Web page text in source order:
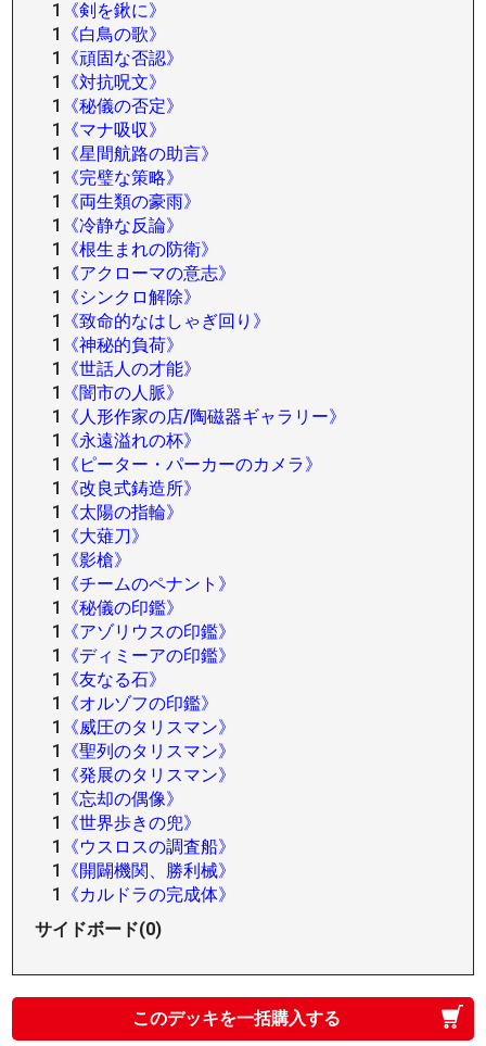
1
《剣を鍬に》
1
《白鳥の歌》
1
《頑固な否認》
1
《対抗呪文》
1
《秘儀の否定》
1
《マナ吸収》
1
《星間航路の助言》
1
《完璧な策略》
1
《両生類の豪雨》
1
《冷静な反論》
1
《根生まれの防衛》
1
《アクローマの意志》
1
《シンクロ解除》
1
《致命的なはしゃぎ回り》
1
《神秘的負荷》
1
《世話人の才能》
1
《闇市の人脈》
1
《人形作家の店/陶磁器ギャラリー》
1
《永遠溢れの杯》
1
《ピーター・パーカーのカメラ》
1
《改良式鋳造所》
1
《太陽の指輪》
1
《大薙刀》
1
《影槍》
1
《チームのペナント》
1
《秘儀の印鑑》
1
《アゾリウスの印鑑》
1
《ディミーアの印鑑》
1
《友なる石》
1
《オルゾフの印鑑》
1
《威圧のタリスマン》
1
《聖列のタリスマン》
1
《発展のタリスマン》
1
《忘却の偶像》
1
《世界歩きの兜》
1
《ウスロスの調査船》
1
《開闢機関、勝利械》
1
《カルドラの完成体》
サイドボード(0)
このデッキを一括購入する